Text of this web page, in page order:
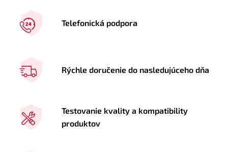
Telefonická podpora
Rýchle doručenie do nasledujúceho dňa
Testovanie kvality a kompatibility
produktov